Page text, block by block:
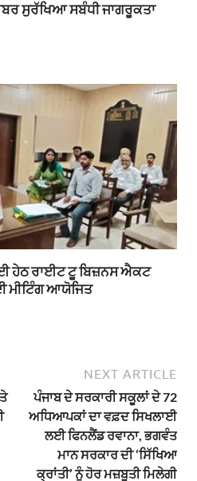
ਸੁਰੱਖਿਆ ਸਬੰਧੀ ਜਾਗਰੂਕਤਾ
ਹੇਠ ਰਾਈਟ ਟੂ ਬਿਜ਼ਨਸ ਐਕਟ
ਮੀਟਿੰਗ ਆਯੋਜਿਤ
NEXT ARTICLE
ਪੰਜਾਬ ਦੇ ਸਰਕਾਰੀ ਸਕੂਲਾਂ ਦੇ 72
ਅਧਿਆਪਕਾਂ ਦਾ ਵਫ਼ਦ ਸਿਖਲਾਈ
ਲਈ ਫਿਨਲੈਂਡ ਰਵਾਨਾ, ਭਗਵੰਤ
ਮਾਨ ਸਰਕਾਰ ਦੀ ‘ਸਿੱਖਿਆ
ਕ੍ਰਾਂਤੀ’ ਨੂੰ ਹੋਰ ਮਜ਼ਬੂਤੀ ਮਿਲੇਗੀ